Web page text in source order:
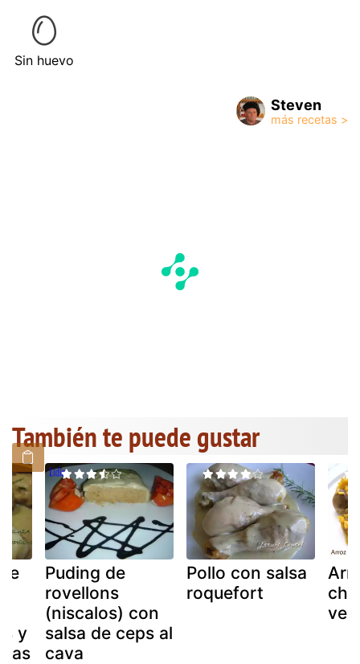
Sin huevo
Steven
También te puede gustar
y
Puding de
rovellons
(niscalos) con
salsa de ceps al
cava
Pollo con salsa
roquefort